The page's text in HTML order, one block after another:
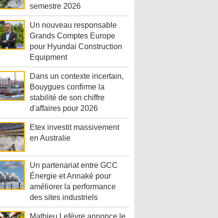
semestre 2026
Un nouveau responsable
Grands Comptes Europe
pour Hyundai Construction
Equipment
Dans un contexte incertain,
Bouygues confirme la
stabilité de son chiffre
d'affaires pour 2026
Etex investit massivement
en Australie
Un partenariat entre GCC
Énergie et Annaké pour
améliorer la performance
des sites industriels